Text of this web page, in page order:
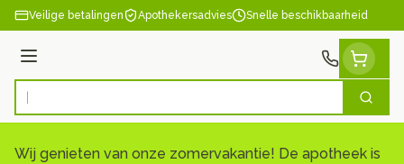
Ga naar de inhoud
Veilige betalingen Apothekersadvies Snelle beschikbaarheid
Menu
Product, merk, categorie... Zoek
Wij genieten van onze zomervakantie! De apotheek is